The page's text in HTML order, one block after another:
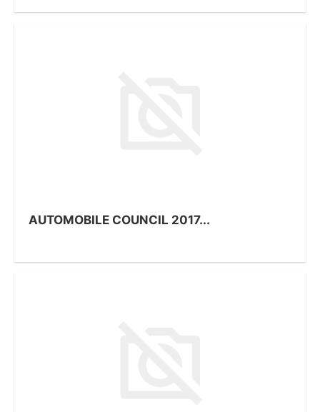
AUTOMOBILE COUNCIL 2017...